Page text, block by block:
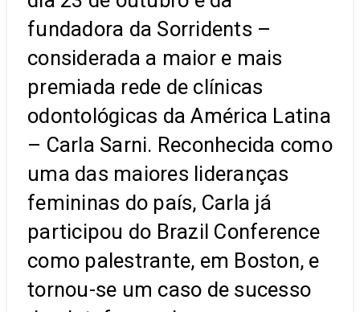
fundadora da Sorridents –
considerada a maior e mais
premiada rede de clínicas
odontológicas da América Latina
– Carla Sarni. Reconhecida como
uma das maiores lideranças
femininas do país, Carla já
participou do Brazil Conference
como palestrante, em Boston, e
tornou-se um caso de sucesso